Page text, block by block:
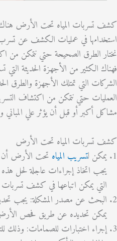
المياه تحت الأرض هناك
في عمليات الكشف عن تسرب
الطرق الصحيحة حتي نتمكن من
الكثير من الأجهزة الحديثة التي
التي تمتلك الأجهزة والطرق
حتي نتمكن من اكتشاف التسريب
أكبر أو قبل أن يؤثر علي المباني
المياه تحت الأرض
لتسريب المياه تحت الأرض أن يؤدي
اتخاذ إجراءات عاجلة لحل هذه
يمكن اتباعها في كشف تسربات
عن مصدر المشكلة: يجب تحديد
تحديده عن طريق فحص الأرض وتحديد
اختبارات للصمامات: وذلك